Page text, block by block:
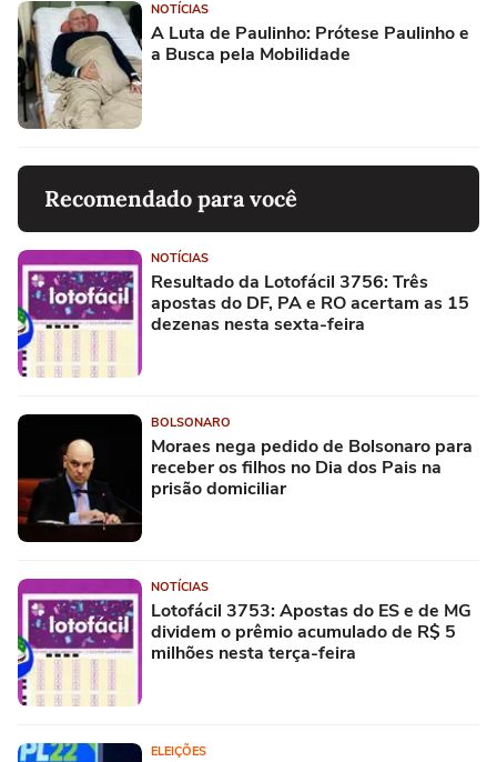
NOTÍCIAS
A Luta de Paulinho: Prótese Paulinho e
a Busca pela Mobilidade
Recomendado para você
NOTÍCIAS
Resultado da Lotofácil 3756: Três
apostas do DF, PA e RO acertam as 15
dezenas nesta sexta-feira
BOLSONARO
Moraes nega pedido de Bolsonaro para
receber os filhos no Dia dos Pais na
prisão domiciliar
NOTÍCIAS
Lotofácil 3753: Apostas do ES e de MG
dividem o prêmio acumulado de R$ 5
milhões nesta terça-feira
ELEIÇÕES